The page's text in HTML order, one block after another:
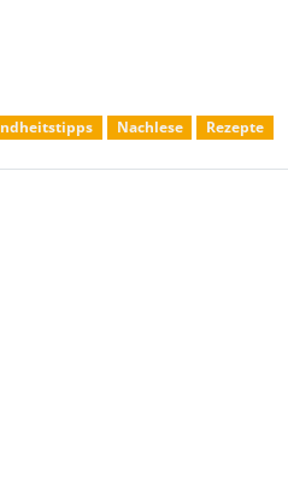
Nachlese Rezepte